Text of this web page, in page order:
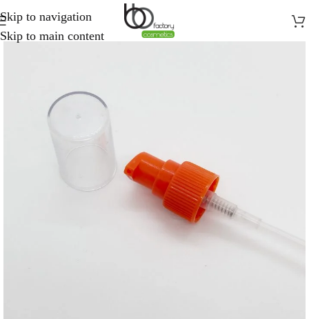
Skip to navigation
Skip to main content